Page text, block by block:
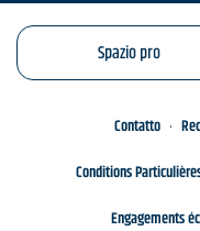
Spazio pro
Contatto
Conditions
Engagements